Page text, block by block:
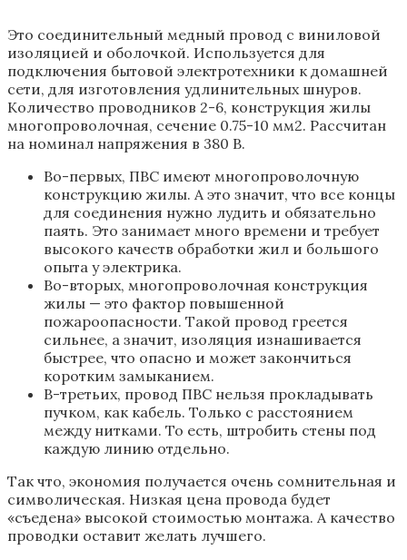
Это соединительный медный провод с виниловой
изоляцией и оболочкой. Используется для
подключения бытовой электротехники к домашней
сети, для изготовления удлинительных шнуров.
Количество проводников 2-6, конструкция жилы
многопроволочная, сечение 0.75-10 мм2. Рассчитан
на номинал напряжения в 380 В.
Во-первых, ПВС имеют многопроволочную
конструкцию жилы. А это значит, что все концы
для соединения нужно лудить и обязательно
паять. Это занимает много времени и требует
высокого качеств обработки жил и большого
опыта у электрика.
Во-вторых, многопроволочная конструкция
жилы — это фактор повышенной
пожароопасности. Такой провод греется
сильнее, а значит, изоляция изнашивается
быстрее, что опасно и может закончиться
коротким замыканием.
В-третьих, провод ПВС нельзя прокладывать
пучком, как кабель. Только с расстоянием
между нитками. То есть, штробить стены под
каждую линию отдельно.
Так что, экономия получается очень сомнительная и
символическая. Низкая цена провода будет
«съедена» высокой стоимостью монтажа. А качество
проводки оставит желать лучшего.